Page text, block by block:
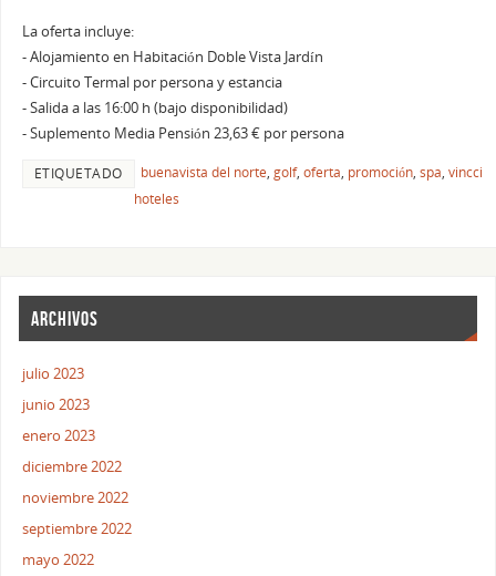
La oferta incluye:
- Alojamiento en Habitación Doble Vista Jardín
- Circuito Termal por persona y estancia
- Salida a las 16:00 h (bajo disponibilidad)
- Suplemento Media Pensión 23,63 € por persona
ETIQUETADO buenavista del norte, golf, oferta, promoción, spa, vincci
hoteles
ARCHIVOS
julio 2023
junio 2023
enero 2023
diciembre 2022
noviembre 2022
septiembre 2022
mayo 2022